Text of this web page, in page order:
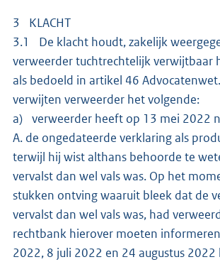
3 KLACHT
3.1 De klacht houdt, zakelijk
verweerder tuchtrechtelijk verwijtbaar
als bedoeld in artikel 46
verwijten verweerder het volgende:
a) verweerder heeft op 13 mei 2022
A. de ongedateerde verklaring als
terwijl hij wist althans behoorde te
vervalst dan wel vals was. Op het
stukken ontving waaruit bleek dat de
vervalst dan wel vals was, had
rechtbank hierover moeten
2022, 8 juli 2022 en 24 augustus